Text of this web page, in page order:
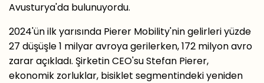
Avusturya'da bulunuyordu.
2024'ün ilk yarısında Pierer Mobility'nin gelirleri yüzde
27 düşüşle 1 milyar avroya gerilerken, 172 milyon avro
zarar açıkladı. Şirketin CEO'su Stefan Pierer,
ekonomik zorluklar, bisiklet segmentindeki yeniden